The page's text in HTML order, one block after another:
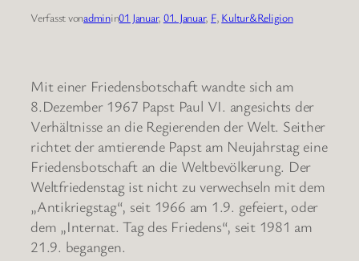
Verfasst vonadminin01 Januar, 01. Januar, F, Kultur&Religion
Mit einer Friedensbotschaft wandte sich am
8.Dezember 1967 Papst Paul VI. angesichts der
Verhältnisse an die Regierenden der Welt. Seither
richtet der amtierende Papst am Neujahrstag eine
Friedensbotschaft an die Weltbevölkerung. Der
Weltfriedenstag ist nicht zu verwechseln mit dem
„Antikriegstag“, seit 1966 am 1.9. gefeiert, oder
dem „Internat. Tag des Friedens“, seit 1981 am
21.9. begangen.